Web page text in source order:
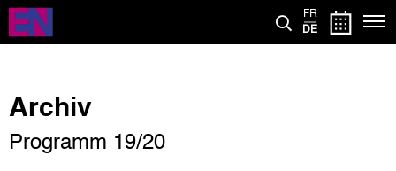
Direkt
zum
Inhalt
FR
DE
Archiv
Programm 19/20